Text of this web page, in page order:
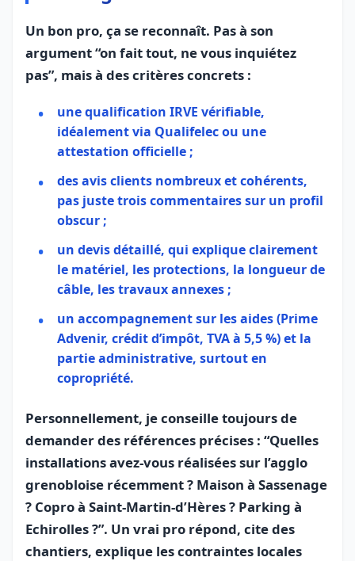
Un bon pro, ça se reconnaît. Pas à son
argument “on fait tout, ne vous inquiétez
pas”, mais à des critères concrets :
une qualification IRVE vérifiable,
idéalement via Qualifelec ou une
attestation officielle ;
des avis clients nombreux et cohérents,
pas juste trois commentaires sur un profil
obscur ;
un devis détaillé, qui explique clairement
le matériel, les protections, la longueur de
câble, les travaux annexes ;
un accompagnement sur les aides (Prime
Advenir, crédit d’impôt, TVA à 5,5 %) et la
partie administrative, surtout en
copropriété.
Personnellement, je conseille toujours de
demander des références précises : “Quelles
installations avez-vous réalisées sur l’agglo
grenobloise récemment ? Maison à Sassenage
? Copro à Saint‑Martin‑d’Hères ? Parking à
Echirolles ?”. Un vrai pro répond, cite des
chantiers, explique les contraintes locales